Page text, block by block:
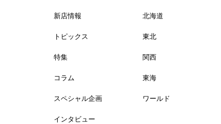
新店情報
トピックス
特集
コラム
スペシャル企画
インタビュー
北海道
東北
関西
東海
ワールド